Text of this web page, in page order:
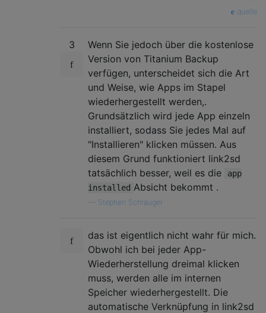
quelle
3
Wenn Sie jedoch über die kostenlose
Version von Titanium Backup
verfügen, unterscheidet sich die Art
und Weise, wie Apps im Stapel
wiederhergestellt werden,.
Grundsätzlich wird jede App einzeln
installiert, sodass Sie jedes Mal auf
"Installieren" klicken müssen. Aus
diesem Grund funktioniert link2sd
tatsächlich besser, weil es die
app
installed Absicht bekommt .
Stephen Schrauger
das ist eigentlich nicht wahr für mich.
Obwohl ich bei jeder App-
Wiederherstellung dreimal klicken
muss, werden alle im internen
Speicher wiederhergestellt. Die
automatische Verknüpfung in link2sd